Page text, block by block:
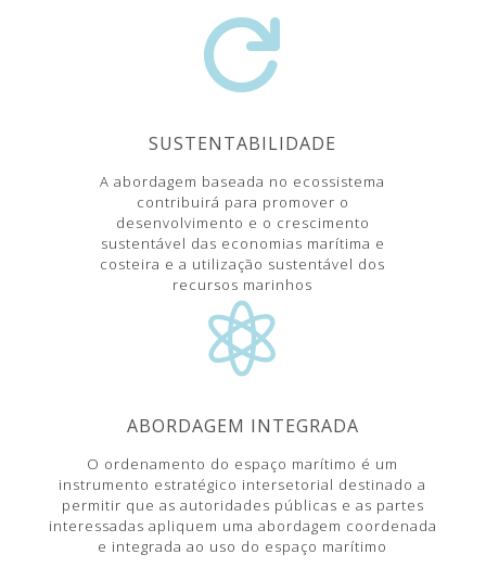

SUSTENTABILIDADE
A abordagem baseada no ecossistema
contribuirá para promover o
desenvolvimento e o crescimento
sustentável das economias marítima e
costeira e a utilização sustentável dos
recursos marinhos

ABORDAGEM INTEGRADA
O ordenamento do espaço marítimo é um
instrumento estratégico intersetorial destinado a
permitir que as autoridades públicas e as partes
interessadas apliquem uma abordagem coordenada
e integrada ao uso do espaço marítimo